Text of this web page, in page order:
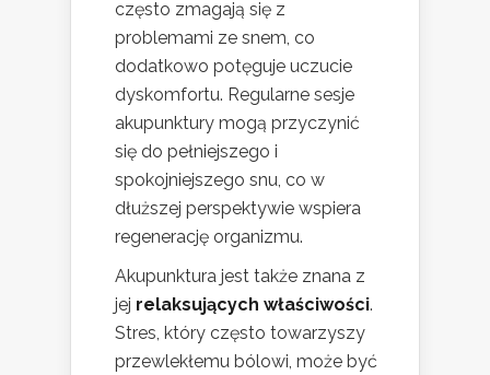
często zmagają się z
problemami ze snem, co
dodatkowo potęguje uczucie
dyskomfortu. Regularne sesje
akupunktury mogą przyczynić
się do pełniejszego i
spokojniejszego snu, co w
dłuższej perspektywie wspiera
regenerację organizmu.
Akupunktura jest także znana z
jej relaksujących właściwości.
Stres, który często towarzyszy
przewlekłemu bólowi, może być